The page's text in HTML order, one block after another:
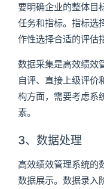
要明确企业的整体目
任务和指标。指标选
作性选择合适的评估
数据采集是高效绩效
自评、直接上级评价
构方面，需要考虑系
素。
3、数据处理
高效绩效管理系统的
数据展示。数据录入